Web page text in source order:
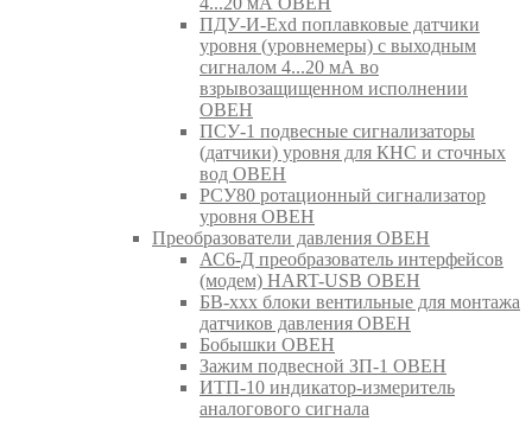
ПДУ-И-Exd поплавковые датчики
уровня (уровнемеры) с выходным
сигналом 4...20 мА во
взрывозащищенном исполнении
ОВЕН
ПСУ-1 подвесные сигнализаторы
(датчики) уровня для КНС и сточных
вод ОВЕН
РСУ80 ротационный сигнализатор
уровня ОВЕН
Преобразователи давления ОВЕН
АС6-Д преобразователь интерфейсов
(модем) HART-USB ОВЕН
БВ-ххх блоки вентильные для монтажа
датчиков давления ОВЕН
Бобышки ОВЕН
Зажим подвесной ЗП-1 ОВЕН
ИТП-10 индикатор-измеритель
аналогового сигнала